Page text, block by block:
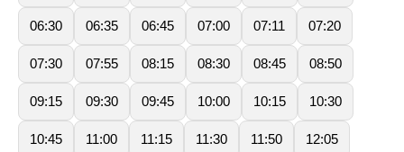
06:30 06:35 06:45 07:00 07:11 07:20
07:30 07:55 08:15 08:30 08:45 08:50
09:15 09:30 09:45 10:00 10:15 10:30
10:45 11:00 11:15 11:30 11:50 12:05